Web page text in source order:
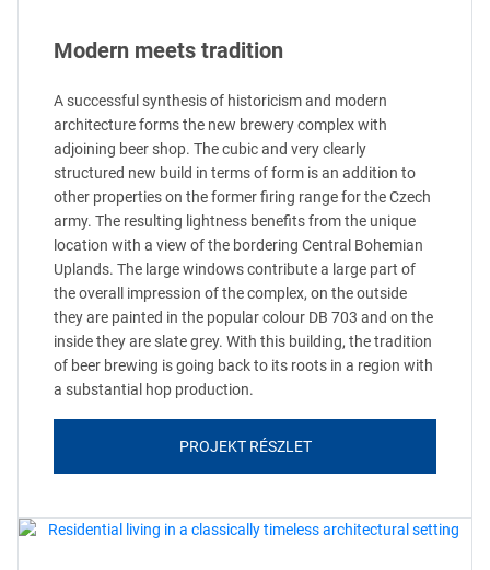
Modern meets tradition
A successful synthesis of historicism and modern
architecture forms the new brewery complex with
adjoining beer shop. The cubic and very clearly
structured new build in terms of form is an addition to
other properties on the former firing range for the Czech
army. The resulting lightness benefits from the unique
location with a view of the bordering Central Bohemian
Uplands. The large windows contribute a large part of
the overall impression of the complex, on the outside
they are painted in the popular colour DB 703 and on the
inside they are slate grey. With this building, the tradition
of beer brewing is going back to its roots in a region with
a substantial hop production.
PROJEKT RÉSZLET